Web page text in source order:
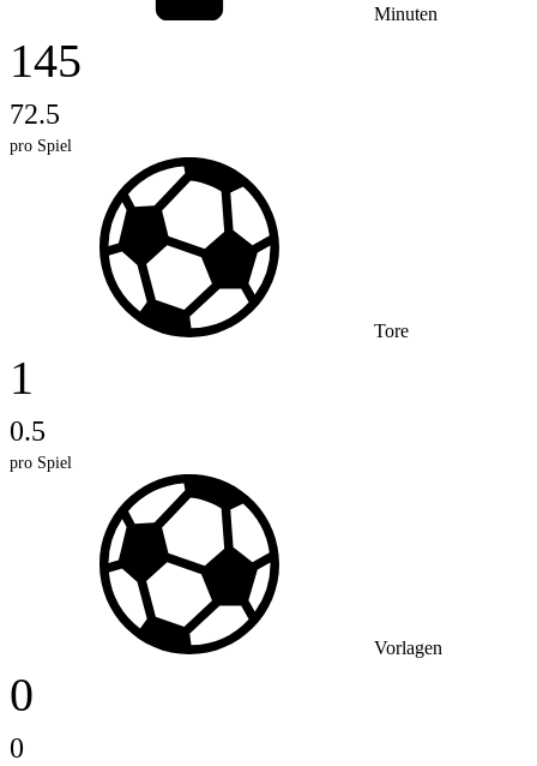
Minuten
145
72.5
pro Spiel
Tore
1
0.5
pro Spiel
Vorlagen
0
0